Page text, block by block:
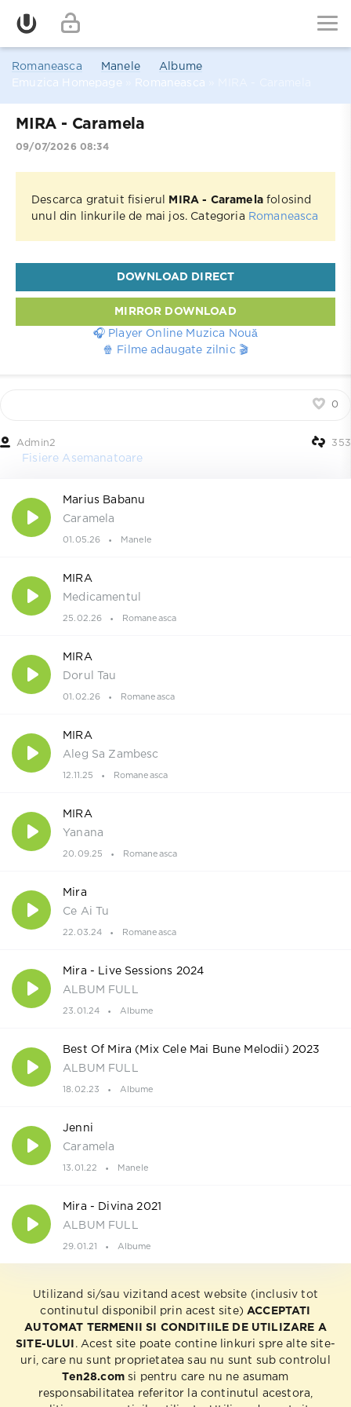
Romaneasca Manele
Albume
Emuzica Homepage
Romaneasca
MIRA - Caramela
09/07/2026 08:34
Descarca gratuit fisierul MIRA - Caramelafolosind
unul din linkurile de mai jos. Categoria Romaneasca
DOWNLOAD DIRECT
MIRROR DOWNLOAD
🎧 Player Online Muzica Nouă
🍿 Filme adaugate zilnic 🎬
0
Admin2 353
Fisiere Asemanatoare
Marius Babanu
Caramela
01.05.26 Manele
MIRA
Medicamentul
25.02.26 Romaneasca
MIRA
Dorul Tau
01.02.26 Romaneasca
MIRA
Aleg Sa Zambesc
12.11.25 Romaneasca
MIRA
Yanana
20.09.25 Romaneasca
Mira
Ce Ai Tu
22.03.24 Romaneasca
Mira - Live Sessions 2024
ALBUM FULL
23.01.24 Albume
Best Of Mira (Mix Cele Mai Bune Melodii) 2023
ALBUM FULL
18.02.23 Albume
Jenni
Caramela
13.01.22 Manele
Mira - Divina 2021
ALBUM FULL
29.01.21 Albume
Utilizand si/sau vizitand acest website (inclusiv tot
continutul disponibil prin acest site) ACCEPTATI
AUTOMAT TERMENII SI CONDITIILE DE UTILIZARE A
SITE-ULUI
. Acest site poate contine linkuri spre alte site-
uri, care nu sunt proprietatea sau nu sunt sub controlul
Ten28.comsi pentru care nu ne asumam
responsabilitatea referitor la continutul acestora,